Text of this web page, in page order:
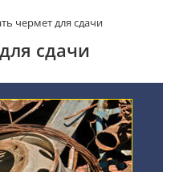
чермет для сдачи
сдачи